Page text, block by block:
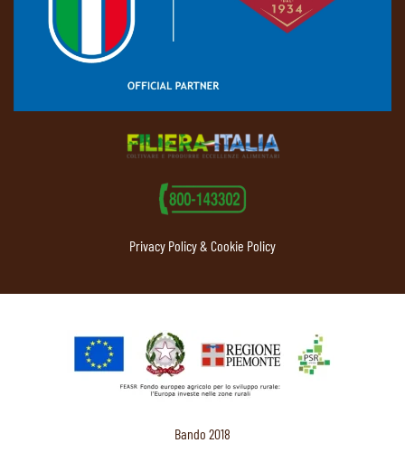
Privacy Policy & Cookie Policy
Bando 2018